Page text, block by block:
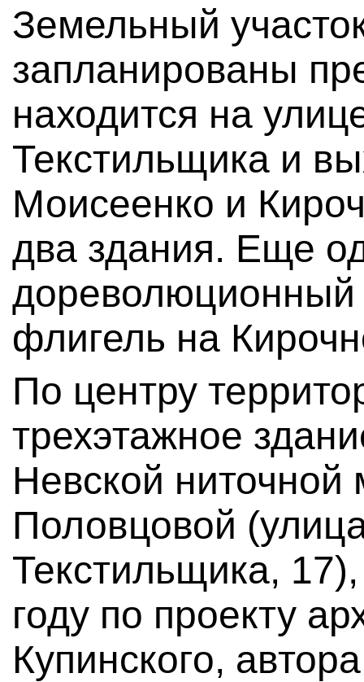
Земельный
запланированы
находится на
Текстильщика и
Моисеенко и
два здания. Еще
флигель на
По центру
трехэтажное
Невской
Половцовой
Текстильщика,
году по проекту
Купинского,